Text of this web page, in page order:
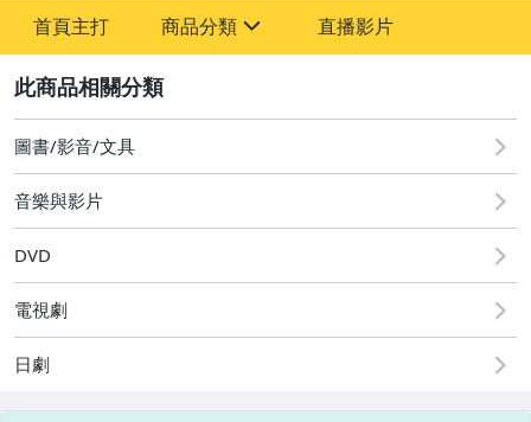
首頁主打 商品分類
圖書/影音/文具
成人專區
男性精品與服飾
偶像、球員卡與郵幣
直播影片
圖書/影音/文具
音樂與影片
DVD
電視劇
日劇